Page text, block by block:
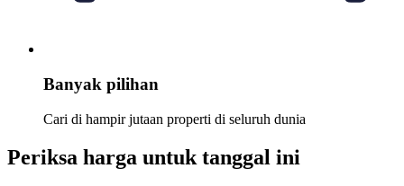
Banyak pilihan
Cari di hampir jutaan properti di seluruh dunia
Periksa harga untuk tanggal ini